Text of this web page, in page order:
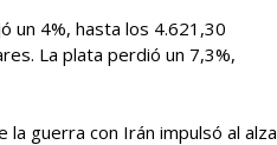
un 4%, hasta los 4.621,30
La plata perdió un 7,3%,
guerra con Irán impulsó al alza